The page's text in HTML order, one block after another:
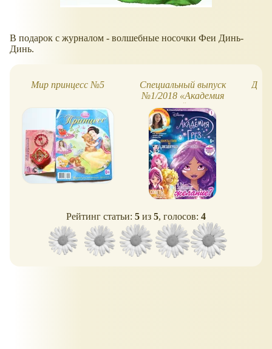
В подарок с журналом - волшебные носочки Феи Динь-
Динь.
Мир принцесс №5
Специальный выпуск
№1/2018 «Академия
Грёз»
Рейтинг статьи: 5 из 5, голосов: 4